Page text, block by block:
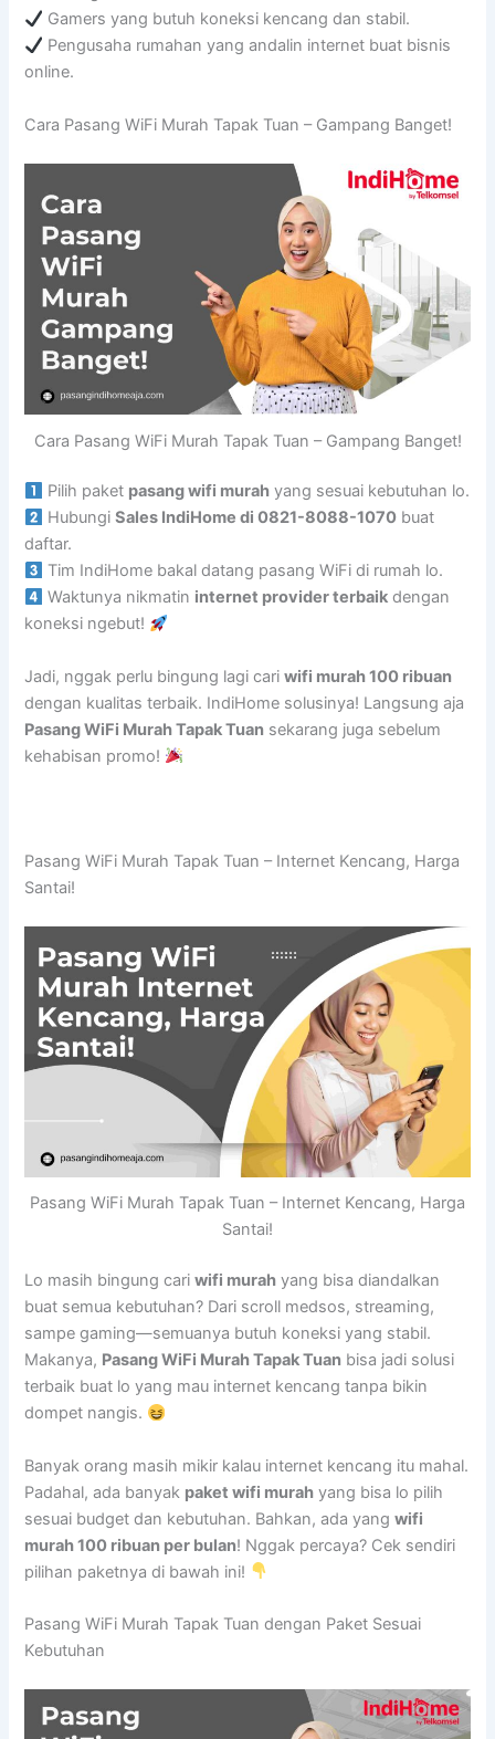
Gamers yang butuh koneksi kencang dan stabil.
Pengusaha rumahan yang andalin internet buat bisnis
online.
Cara Pasang WiFi Murah Tapak Tuan – Gampang Banget!
Cara Pasang WiFi Murah Tapak Tuan – Gampang Banget!
Pilih paket pasang wifi murah yang sesuai kebutuhan lo.
HubungiSales IndiHome di 0821-8088-1070 buat
daftar.
Tim IndiHome bakal datang pasang WiFi di rumah lo.
Waktunya nikmatin internet provider terbaik dengan
koneksi ngebut!
Jadi, nggak perlu bingung lagi cariwifi murah 100 ribuan
dengan kualitas terbaik. IndiHome solusinya! Langsung aja
Pasang WiFi Murah Tapak Tuan sekarang juga sebelum
kehabisan promo!
Pasang WiFi Murah Tapak Tuan – Internet Kencang, Harga
Santai!
Pasang WiFi Murah Tapak Tuan – Internet Kencang, Harga
Santai!
Lo masih bingung cariwifi murah yang bisa diandalkan
buat semua kebutuhan? Dari scroll medsos, streaming,
sampe gaming—semuanya butuh koneksi yang stabil.
Makanya, Pasang WiFi Murah Tapak Tuan bisa jadi solusi
terbaik buat lo yang mau internet kencang tanpa bikin
dompet nangis.
Banyak orang masih mikir kalau internet kencang itu mahal.
Padahal, ada banyak paket wifi murah yang bisa lo pilih
sesuai budget dan kebutuhan. Bahkan, ada yangwifi
murah 100 ribuan per bulan! Nggak percaya? Cek sendiri
pilihan paketnya di bawah ini!
Pasang WiFi Murah Tapak Tuan dengan Paket Sesuai
Kebutuhan